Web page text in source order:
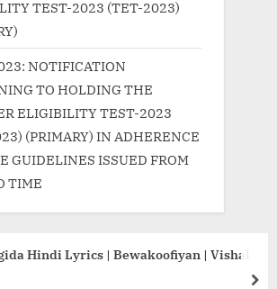
TEST-2023 (TET-2023)
NOTIFICATION
TO HOLDING THE
ELIGIBILITY TEST-2023
(PRIMARY) IN ADHERENCE
GUIDELINES ISSUED FROM
TIME
Hindi Lyrics | Bewakoofiyan | Vishal